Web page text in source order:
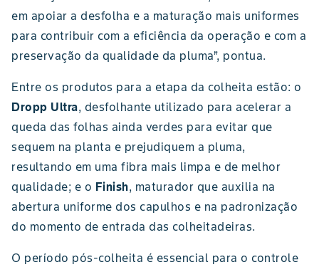
em apoiar a desfolha e a maturação mais uniformes
para contribuir com a eficiência da operação e com a
preservação da qualidade da pluma”, pontua.
Entre os produtos para a etapa da colheita estão: o
Dropp Ultra, desfolhante utilizado para acelerar a
queda das folhas ainda verdes para evitar que
sequem na planta e prejudiquem a pluma,
resultando em uma fibra mais limpa e de melhor
qualidade; e o Finish, maturador que auxilia na
abertura uniforme dos capulhos e na padronização
do momento de entrada das colheitadeiras.
O período pós-colheita é essencial para o controle